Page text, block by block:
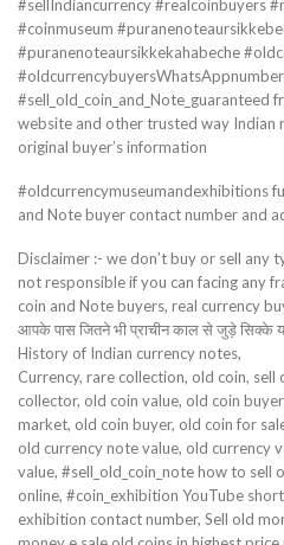
#sellIndiancurrency #realcoinbuyers
#coinmuseum
#puranenoteaursikkekahabeche
#oldcurrencybuyersWhatsAppnumber
#sell_old_coin_and_Note_guaranteed
website and other trusted way Indian
original buyer’s information
#oldcurrencymuseumandexhibitions
and Note buyer contact number and
Disclaimer :- we don’t buy or sell any
not responsible if you can facing any
coin and Note buyers, real currency
आपके पास जितने भी प्राचीन काल से जुड़े सिक्के
History of Indian currency notes,
Currency, rare collection, old coin, sell
collector, old coin value, old coin
market, old coin buyer, old coin for
old currency note value, old currency
value, #sell_old_coin_note how to sell
online, #coin_exhibition YouTube
exhibition contact number, Sell old